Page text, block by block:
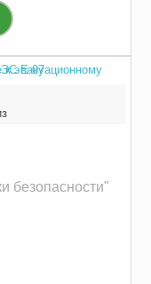
безопасности"